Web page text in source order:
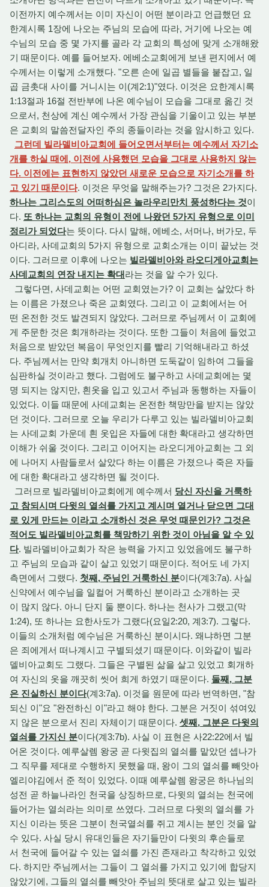
이전까지 예수께서는 이미 자신이 어떤 분이라고 언급했던 요
한계시록 1장에 나오는 주님의 모습에 따라, 거기에 나오는 예
수님의 모습 중 몇 가지를 골라 각 교회의 특성에 맞게 소개해왔
기 때문이다. 예를 들어보자. 에베소교회에게 보낸 편지에서 예
수께서는 이렇게 소개했다. "오른 손에 일곱 별들을 붙잡고, 일
곱 금촛대 사이를 거니시는 이(계2:1)"였다. 이것은 요한계시록
1:13절과 16절 전반부에 나온 예수님이 모습을 그대로 옮긴 것
으로서, 천상에 계신 예수께서 가장 관심을 기울이고 있는 부분
은 교회의 말씀전달자인 주의 종들이라는 것을 암시하고 있다.
그런데 빌라델비아교회에 들어오면서부터는 예수께서 자기소
개를 하실 때에, 이전에 사용했던 모습을 그대로 사용하지 않는
다. 이전에는 표현하지 않았던 새로운 모습으로 자기소개를 하
고 있기 때문이다. 이것은 무엇을 말해주는가? 그것은 2가지다.
하나는 그리스도의 어떠하심은 놀라우리만치 풍성하다는 것이
다. 또 하나는 교회의 유형이 전에 나왔던 5가지 유형으로 이미
정리가 되었다는 뜻이다. 다시 말해, 에베소, 서머나, 버가모, 두
아디라, 사데교회의 5가지 유형으로 교회소개는 이미 끝났는 것
이다. 그러므로 이후에 나오는 빌라델비아와 라오디게아교회는
사데교회의 연장 내지는 확대라는 것을 알 수가 있다.
그렇다면, 사데교회는 어떤 교회였는가? 이 교회는 살았다 하
는 이름은 가졌으나 죽은 교회였다. 그리고 이 교회에서는 어
떤 온전한 것도 발견되지 않았다. 그러므로 주님께서 이 교회에
게 주문한 것은 회개하라는 것이다. 또한 그들이 처음에 들었고
처음으로 받았던 복음이 무엇인지를 빨리 기억해내라고 하셨
다. 주님께서는 만약 회개치 아니하면 도둑같이 임하여 그들을
심판하실 것이라고 했다. 그럼에도 불구하고 사데교회에는 몇
명 되지는 않지만, 흰옷을 입고 있고서 주님과 동행하는 자들이
있었다. 이들 때문에 사데교회는 온전한 책망만을 받지는 않았
던 것이다. 그러므로 오늘 우리가 다루고 있는 빌라델비아교회
는 사데교회 가운데 흰 옷입은 자들에 대한 확대라고 생각하면
이해가 쉬울 것이다. 그리고 이어지는 라오디게아교회는 그 외
에 나머지 사람들로서 살았다 하는 이름은 가졌으나 죽은 자들
에 대한 확대라고 생각하면 될 것이다.
그러므로 빌라델비아교회에게 예수께서 당신 자신을 거룩하
고 참되시며 다윗의 열쇠를 가지고 계시며 열거나 닫으면 그대
로 있게 만드는 이라고 소개하신 것은 무엇 때문인가? 그것은
적어도 빌라델비아교회를 책망하기 위한 것이 아님을 알 수 있
다. 빌라델비아교회가 작은 능력을 가지고 있었음에도 불구하
고 주님의 모습과 같이 살고 있었기 때문이다. 적어도 네 가지
측면에서 그랬다. 첫째, 주님인 거룩하신 분이다(계3:7a). 사실
신약에서 예수님을 일컬어 거룩하신 분이라고 소개하는 곳
이 많지 않다. 아니 단지 둘 뿐이다. 하나는 천사가 그랬고(막
1:24), 또 하나는 요한사도가 그랬다(요일2:20, 계3:7). 그렇다.
이들의 소개처럼 예수님은 거룩하신 분이시다. 왜냐하면 그분
은 죄에게서 떠나계시고 구별되셨기 때문이다. 이와같이 빌라
델비아교회도 그랬다. 그들은 구별된 삶을 살고 있었고 회개하
여 자신의 옷을 깨끗히 씻어 희게 하였기 때문이다. 둘째, 그분
은 진실하신 분이다(계3:7a). 이것을 원문에 따라 번역하면, "참
되신 이"요 "완전하신 이"라고 해야 한다. 그분은 거짓이 섞여있
지 않은 분으로서 진리 자체이기 때문이다. 셋째, 그분은 다윗의
열쇠를 가지신 분이다(계3:7b). 사실 이 표현은 사22:22에서 빌
어온 것이다. 예루살렘 왕궁 곧 다윗집의 열쇠를 맡았던 셉나가
그 직무를 제대로 수행하지 못했을 때, 왕이 그의 열쇠를 빼앗아
엘리야김에서 준 적이 있었다. 이때 예루살렘 왕궁은 하나님의
성전 곧 하늘나라인 천국을 상징하므로, 다윗의 열쇠는 천국에
들어가는 열쇠라는 의미로 쓰였다. 그러므로 다윗의 열쇠를 가
지신 이라는 뜻은 그분이 천국열쇠를 쥐고 계시는 분인 것을 알
수 있다. 사실 당시 유대인들은 자기들만이 다윗의 후손들로
서 천국에 들어갈 수 있는 열쇠를 가진 존재라고 착각하고 있었
다. 하지만 주님께서는 그들이 그 열쇠를 가지고 있기에 합당지
않았기에, 그들의 열쇠를 빼앗아 주님의 뜻대로 살고 있는 빌라